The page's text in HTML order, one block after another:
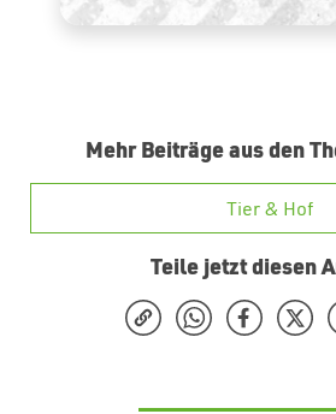
Mehr Beiträge aus den
Tier & Hof
Teile jetzt diesen